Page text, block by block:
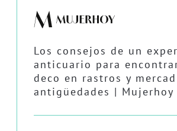
Los consejos de un
anticuario para
deco en rastros y
antigüedades | Mujerhoy